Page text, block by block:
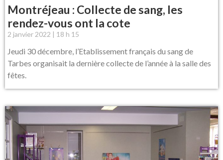
Montréjeau : Collecte de sang, les
rendez-vous ont la cote
2 janvier 2022 18 h 15
Jeudi 30 décembre, l’Etablissement français du sang de
Tarbes organisait la dernière collecte de l’année à la salle des
fêtes.